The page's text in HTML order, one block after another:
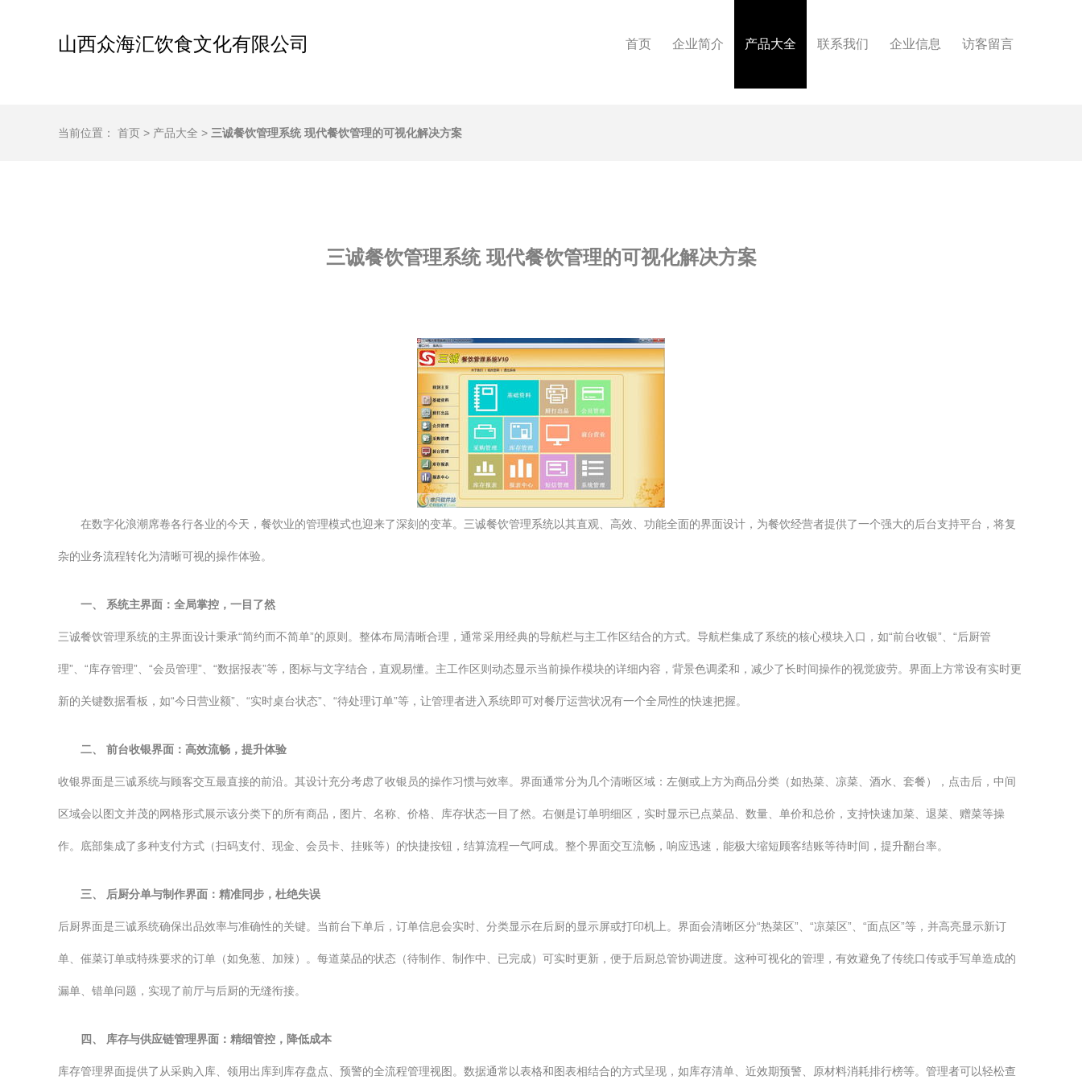
山西众海汇饮食文化有限公司 首页 企业简介 产品大全 联系我们 企业信息 访客留言
当前位置： 首页 > 产品大全 > 三诚餐饮管理系统 现代餐饮管理的可视化解决方案
三诚餐饮管理系统 现代餐饮管理的可视化解决方案
在数字化浪潮席卷各行各业的今天，餐饮业的管理模式也迎来了深刻的变革。三诚餐饮管理系统以其直观、高效、功能全面的界面设计，为餐饮经营者提供了一个强大的后台支持平台，将复
杂的业务流程转化为清晰可视的操作体验。
一、 系统主界面：全局掌控，一目了然
三诚餐饮管理系统的主界面设计秉承“简约而不简单”的原则。整体布局清晰合理，通常采用经典的导航栏与主工作区结合的方式。导航栏集成了系统的核心模块入口，如“前台收银”、“后厨管
理”、“库存管理”、“会员管理”、“数据报表”等，图标与文字结合，直观易懂。主工作区则动态显示当前操作模块的详细内容，背景色调柔和，减少了长时间操作的视觉疲劳。界面上方常设有实时更
新的关键数据看板，如“今日营业额”、“实时桌台状态”、“待处理订单”等，让管理者进入系统即可对餐厅运营状况有一个全局性的快速把握。
二、 前台收银界面：高效流畅，提升体验
收银界面是三诚系统与顾客交互最直接的前沿。其设计充分考虑了收银员的操作习惯与效率。界面通常分为几个清晰区域：左侧或上方为商品分类（如热菜、凉菜、酒水、套餐），点击后，中间
区域会以图文并茂的网格形式展示该分类下的所有商品，图片、名称、价格、库存状态一目了然。右侧是订单明细区，实时显示已点菜品、数量、单价和总价，支持快速加菜、退菜、赠菜等操
作。底部集成了多种支付方式（扫码支付、现金、会员卡、挂账等）的快捷按钮，结算流程一气呵成。整个界面交互流畅，响应迅速，能极大缩短顾客结账等待时间，提升翻台率。
三、 后厨分单与制作界面：精准同步，杜绝失误
后厨界面是三诚系统确保出品效率与准确性的关键。当前台下单后，订单信息会实时、分类显示在后厨的显示屏或打印机上。界面会清晰区分“热菜区”、“凉菜区”、“面点区”等，并高亮显示新订
单、催菜订单或特殊要求的订单（如免葱、加辣）。每道菜品的状态（待制作、制作中、已完成）可实时更新，便于后厨总管协调进度。这种可视化的管理，有效避免了传统口传或手写单造成的
漏单、错单问题，实现了前厅与后厨的无缝衔接。
四、 库存与供应链管理界面：精细管控，降低成本
库存管理界面提供了从采购入库、领用出库到库存盘点、预警的全流程管理视图。数据通常以表格和图表相结合的方式呈现，如库存清单、近效期预警、原材料消耗排行榜等。管理者可以轻松查